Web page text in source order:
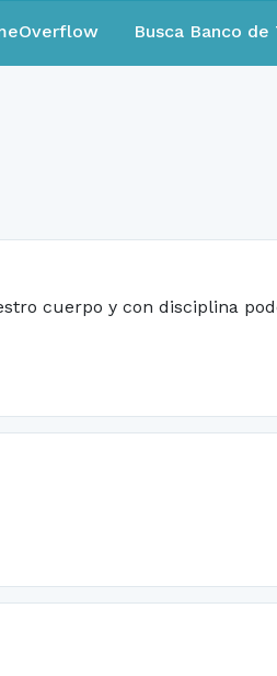
Busca Banco de
cuerpo y con disciplina